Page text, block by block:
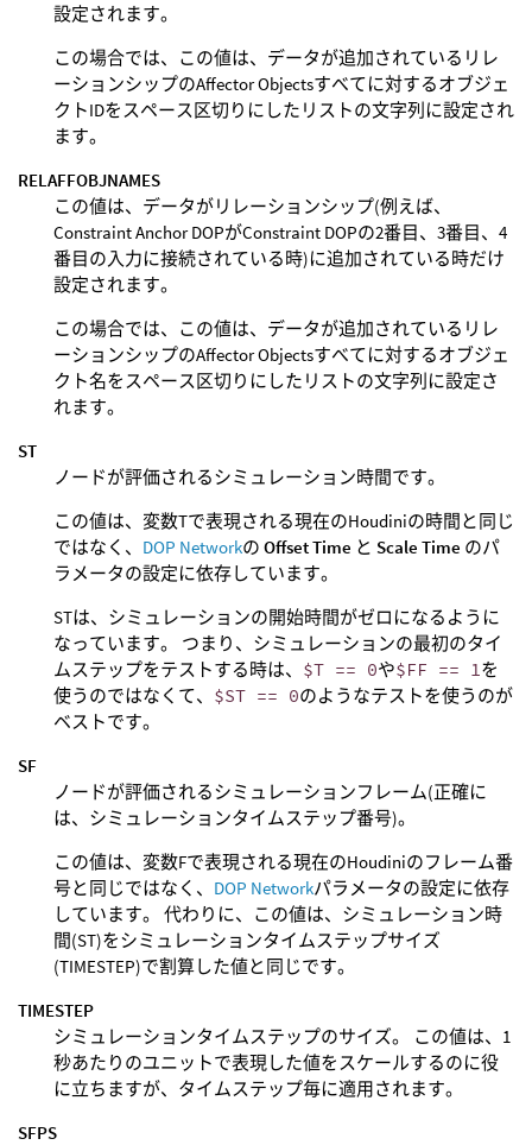
設定されます。
この場合では、この値は、データが追加されているリレ
ーションシップのAffector Objectsすべてに対するオブジェ
クトIDをスペース区切りにしたリストの文字列に設定され
ます。
RELAFFOBJNAMES
この値は、データがリレーションシップ(例えば、
Constraint Anchor DOPがConstraint DOPの2番目、3番目、4
番目の入力に接続されている時)に追加されている時だけ
設定されます。
この場合では、この値は、データが追加されているリレ
ーションシップのAffector Objectsすべてに対するオブジェ
クト名をスペース区切りにしたリストの文字列に設定さ
れます。
ST
ノードが評価されるシミュレーション時間です。
この値は、変数Tで表現される現在のHoudiniの時間と同じ
ではなく、 DOP Networkの Offset Time と Scale Time のパ
ラメータの設定に依存しています。
STは、シミュレーションの開始時間がゼロになるように
なっています。 つまり、シミュレーションの最初のタイ
ムステップをテストする時は、 $T == 0や$FF == 1を
使うのではなくて、 $ST == 0のようなテストを使うのが
ベストです。
SF
ノードが評価されるシミュレーションフレーム(正確に
は、シミュレーションタイムステップ番号)。
この値は、変数Fで表現される現在のHoudiniのフレーム番
号と同じではなく、 DOP Networkパラメータの設定に依存
しています。 代わりに、この値は、シミュレーション時
間(ST)をシミュレーションタイムステップサイズ
(TIMESTEP)で割算した値と同じです。
TIMESTEP
シミュレーションタイムステップのサイズ。 この値は、1
秒あたりのユニットで表現した値をスケールするのに役
に立ちますが、タイムステップ毎に適用されます。
SFPS